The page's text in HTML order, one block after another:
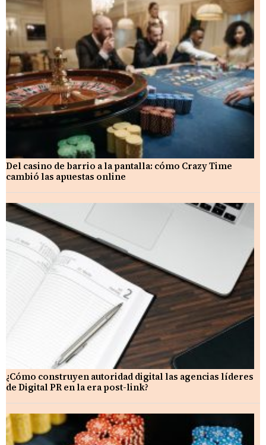
Del casino de barrio a la pantalla: cómo Crazy Time
cambió las apuestas online
¿Cómo construyen autoridad digital las agencias líderes
de Digital PR en la era post-link?